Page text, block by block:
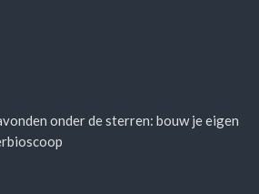
onder de sterren: bouw je eigen